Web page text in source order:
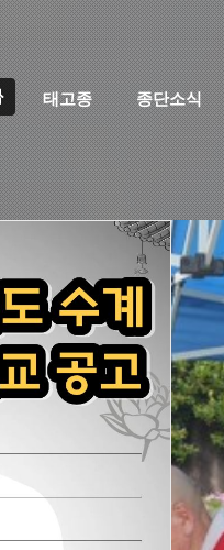
홈
으
로
태고종 종단소식